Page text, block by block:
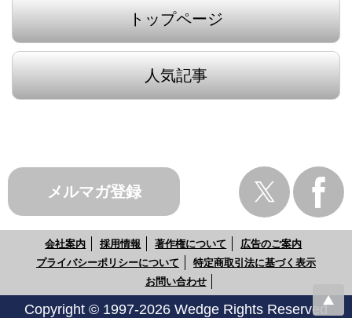
トップページ
人気記事
メルマガ登録
会社案内 採用情報 著作権について
広告のご案内
プライバシーポリシーについて
特定商取引法に基づく表示
お問い合わせ
Copyright © 1997-2026 Wedge Rights Reserved